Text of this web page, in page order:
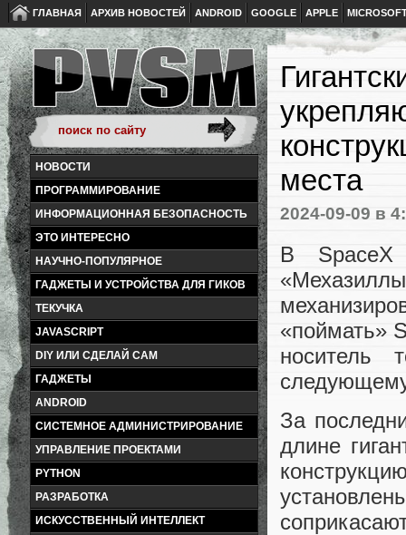
ГЛАВНАЯ АРХИВ НОВОСТЕЙ ANDROID GOOGLE APPLE
НОВОСТИ
ПРОГРАММИРОВАНИЕ
ИНФОРМАЦИОННАЯ БЕЗОПАСНОСТЬ
ЭТО ИНТЕРЕСНО
НАУЧНО-ПОПУЛЯРНОЕ
ГАДЖЕТЫ И УСТРОЙСТВА ДЛЯ ГИКОВ
ТЕКУЧКА
JAVASCRIPT
DIY ИЛИ СДЕЛАЙ САМ
ГАДЖЕТЫ
ANDROID
СИСТЕМНОЕ АДМИНИСТРИРОВАНИЕ
УПРАВЛЕНИЕ ПРОЕКТАМИ
PYTHON
РАЗРАБОТКА
ИСКУССТВЕННЫЙ ИНТЕЛЛЕКТ
места
2024-09-09 в
В SpaceX
«поймать»
носитель
За
длине